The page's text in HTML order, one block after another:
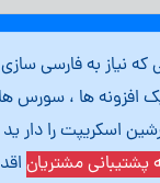
که نیاز به فارسی
افزونه ها ، سورس
اسکریپت را دار
پشتیبانی مشتریان